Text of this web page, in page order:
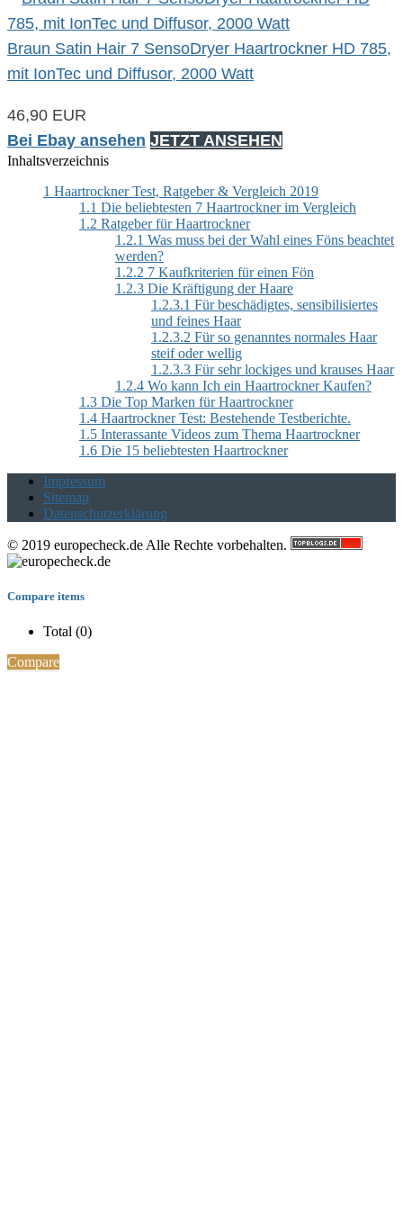
Braun Satin Hair 7 SensoDryer Haartrockner HD 785,
mit IonTec und Diffusor, 2000 Watt
46,90 EUR
Bei Ebay ansehen JETZT ANSEHEN
Inhaltsverzeichnis
1 Haartrockner Test, Ratgeber & Vergleich 2019
1.1 Die beliebtesten 7 Haartrockner im Vergleich
1.2 Ratgeber für Haartrockner
1.2.1 Was muss bei der Wahl eines Föns beachtet
werden?
1.2.2 7 Kaufkriterien für einen Fön
1.2.3 Die Kräftigung der Haare
1.2.3.1 Für beschädigtes, sensibilisiertes
und feines Haar
1.2.3.2 Für so genanntes normales Haar
steif oder wellig
1.2.3.3 Für sehr lockiges und krauses Haar
1.2.4 Wo kann Ich ein Haartrockner Kaufen?
1.3 Die Top Marken für Haartrockner
1.4 Haartrockner Test: Bestehende Testberichte.
1.5 Interassante Videos zum Thema Haartrockner
1.6 Die 15 beliebtesten Haartrockner
Impressum
Sitemap
Datenschutzerklärung
© 2019 europecheck.de Alle Rechte vorbehalten.
Compare items
Total (0)
Compare